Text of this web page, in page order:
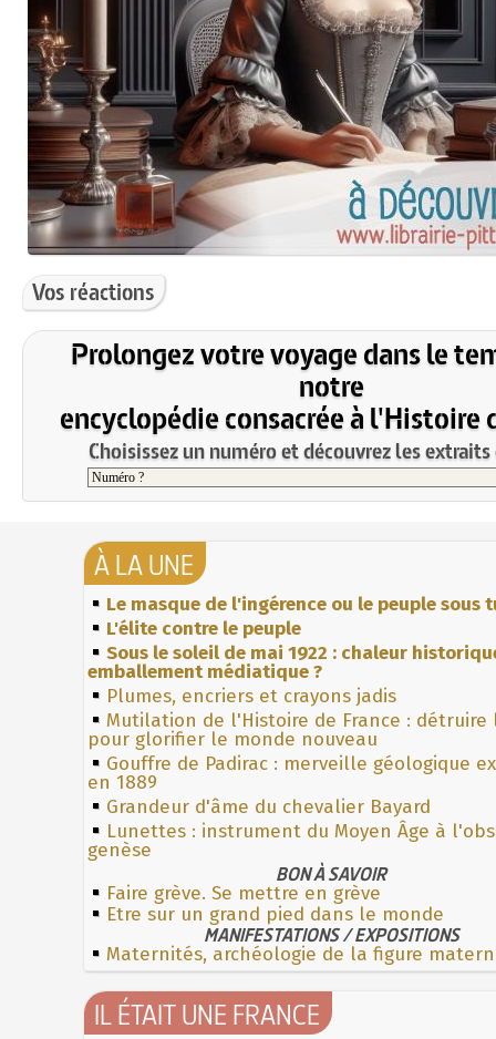
Vos réactions
Prolongez votre voyage dans le
notre
encyclopédie consacrée à l'Histoire
Choisissez un numéro et découvrez les
À LA UNE
Le masque de l'ingérence ou le peuple sous
L'élite contre le peuple
Sous le soleil de mai 1922 : chaleur
emballement médiatique ?
Plumes, encriers et crayons jadis
Mutilation de l'Histoire de France : détruire
pour glorifier le monde nouveau
Gouffre de Padirac : merveille géologique
en 1889
Grandeur d'âme du chevalier Bayard
Lunettes : instrument du Moyen Âge à
genèse
BON À SAVOIR
Faire grève. Se mettre en grève
Etre sur un grand pied dans le monde
MANIFESTATIONS / EXPOSITIONS
Maternités, archéologie de la figure
IL ÉTAIT UNE FRANCE